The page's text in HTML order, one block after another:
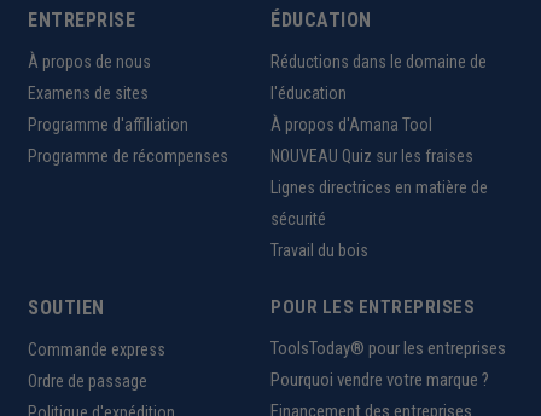
ENTREPRISE
À propos de nous
Examens de sites
Programme d'affiliation
Programme de récompenses
ÉDUCATION
Réductions dans le domaine de
l'éducation
À propos d'Amana Tool
NOUVEAU Quiz sur les fraises
Lignes directrices en matière de
sécurité
Travail du bois
SOUTIEN
Commande express
Ordre de passage
POUR LES ENTREPRISES
ToolsToday® pour les entreprises
Pourquoi vendre votre marque ?
Financement des entreprises